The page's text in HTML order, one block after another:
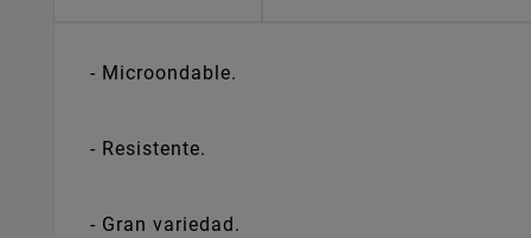
- Microondable.
- Resistente.
- Gran variedad.